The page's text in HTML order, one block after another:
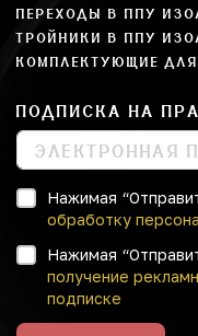
ПЕРЕХОДЫ В ППУ
ТРОЙНИКИ В ППУ
КОМПЛЕКТУЮЩИЕ
ПОДПИСКА НА
Нажимая
обработку
Нажимая
получение
подписке